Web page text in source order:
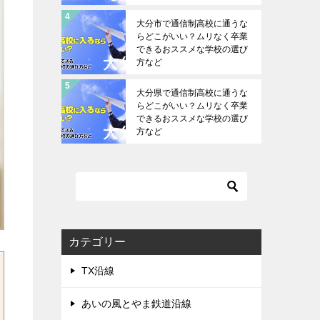
大分市で通信制高校に通うな
らどこがいい？ムリなく卒業
できるおススメな学校の選び
方など
大分県で通信制高校に通うな
らどこがいい？ムリなく卒業
できるおススメな学校の選び
方など
カテゴリー
TX沿線
あいの風とやま鉄道沿線